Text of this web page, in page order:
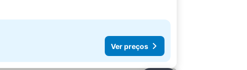
Ver preços